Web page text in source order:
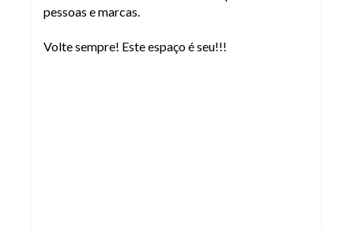
pessoas e marcas.
Volte sempre! Este espaço é seu!!!